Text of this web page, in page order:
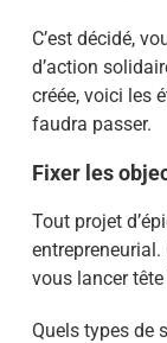
C’est décidé,
d’action
créée, voici les
faudra passer.
Fixer les
Tout projet
entrepreneurial.
vous lancer
Quels types de